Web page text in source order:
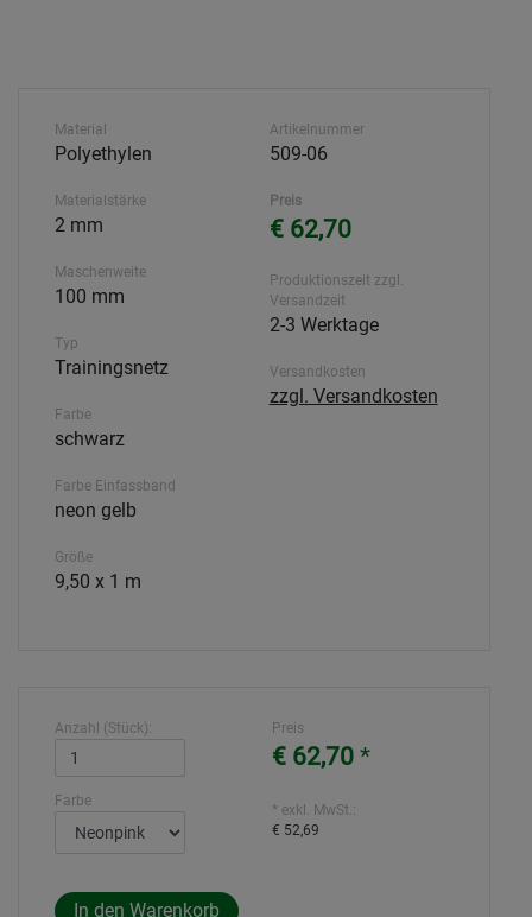
Material
Polyethylen
Materialstärke
2 mm
Maschenweite
100 mm
Typ
Trainingsnetz
Farbe
schwarz
Farbe Einfassband
neon gelb
Größe
9,50 x 1 m
Artikelnummer
509-06
Preis
€ 62,70
Produktionszeit zzgl.
Versandzeit
2-3 Werktage
Versandkosten
zzgl. Versandkosten
Anzahl (Stück):
Farbe
Preis
€ 62,70 *
* exkl. MwSt.:
€ 52,69